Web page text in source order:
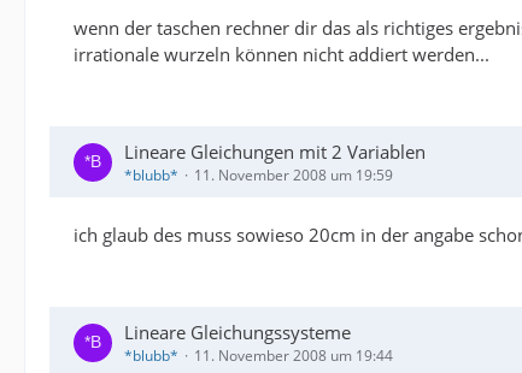
wenn der taschen rechner dir das als richtiges
irrationale wurzeln können nicht addiert werden...
Lineare Gleichungen mit 2 Variablen
*blubb* 11. November 2008 um 19:59
ich glaub des muss sowieso 20cm in der angabe
Lineare Gleichungssysteme
*blubb* 11. November 2008 um 19:44